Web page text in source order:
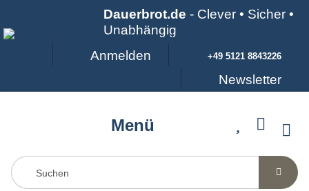
Dauerbrot.de - Clever • Sicher •
Unabhängig
+49 5121 8843226
Anmelden
Newsletter
Menü